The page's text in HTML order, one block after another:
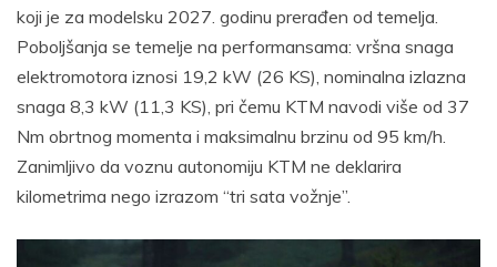
koji je za modelsku 2027. godinu prerađen od temelja.
Poboljšanja se temelje na performansama: vršna snaga
elektromotora iznosi 19,2 kW (26 KS), nominalna izlazna
snaga 8,3 kW (11,3 KS), pri čemu KTM navodi više od 37
Nm obrtnog momenta i maksimalnu brzinu od 95 km/h.
Zanimljivo da voznu autonomiju KTM ne deklarira
kilometrima nego izrazom “tri sata vožnje”.